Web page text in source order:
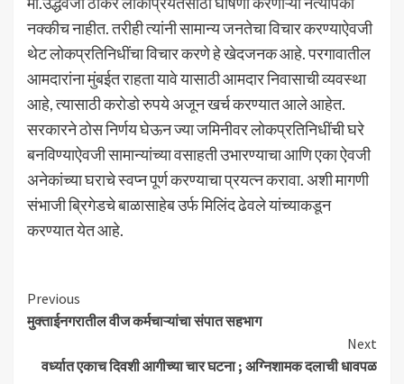
नक्कीच नाहीत. तरीही त्यांनी सामान्य जनतेचा विचार करण्याऐवजी
थेट लोकप्रतिनिधींचा विचार करणे हे खेदजनक आहे. परगावातील
आमदारांना मुंबईत राहता यावे यासाठी आमदार निवासाची व्यवस्था
आहे, त्यासाठी करोडो रुपये अजून खर्च करण्यात आले आहेत.
सरकारने ठोस निर्णय घेऊन ज्या जमिनीवर लोकप्रतिनिधींची घरे
बनविण्याऐवजी सामान्यांच्या वसाहती उभारण्याचा आणि एका ऐवजी
अनेकांच्या घराचे स्वप्न पूर्ण करण्याचा प्रयत्न करावा. अशी मागणी
संभाजी ब्रिगेडचे बाळासाहेब उर्फ मिलिंद ढेवले यांच्याकडून
करण्यात येत आहे.
Continue
Reading
Previous
मुक्ताईनगरातील वीज कर्मचाऱ्यांचा संपात सहभाग
Next
वर्ध्यात एकाच दिवशी आगीच्या चार घटना ; अग्निशामक दलाची धावपळ